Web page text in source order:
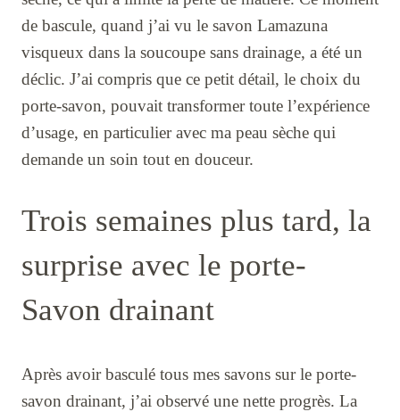
de bascule, quand j’ai vu le savon Lamazuna
visqueux dans la soucoupe sans drainage, a été un
déclic. J’ai compris que ce petit détail, le choix du
porte-savon, pouvait transformer toute l’expérience
d’usage, en particulier avec ma peau sèche qui
demande un soin tout en douceur.
Trois semaines plus tard, la
surprise avec le porte-
Savon drainant
Après avoir basculé tous mes savons sur le porte-
savon drainant, j’ai observé une nette progrès. La